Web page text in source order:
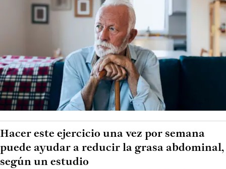
Hacer este ejercicio una vez por semana
puede ayudar a reducir la grasa abdominal,
según un estudio